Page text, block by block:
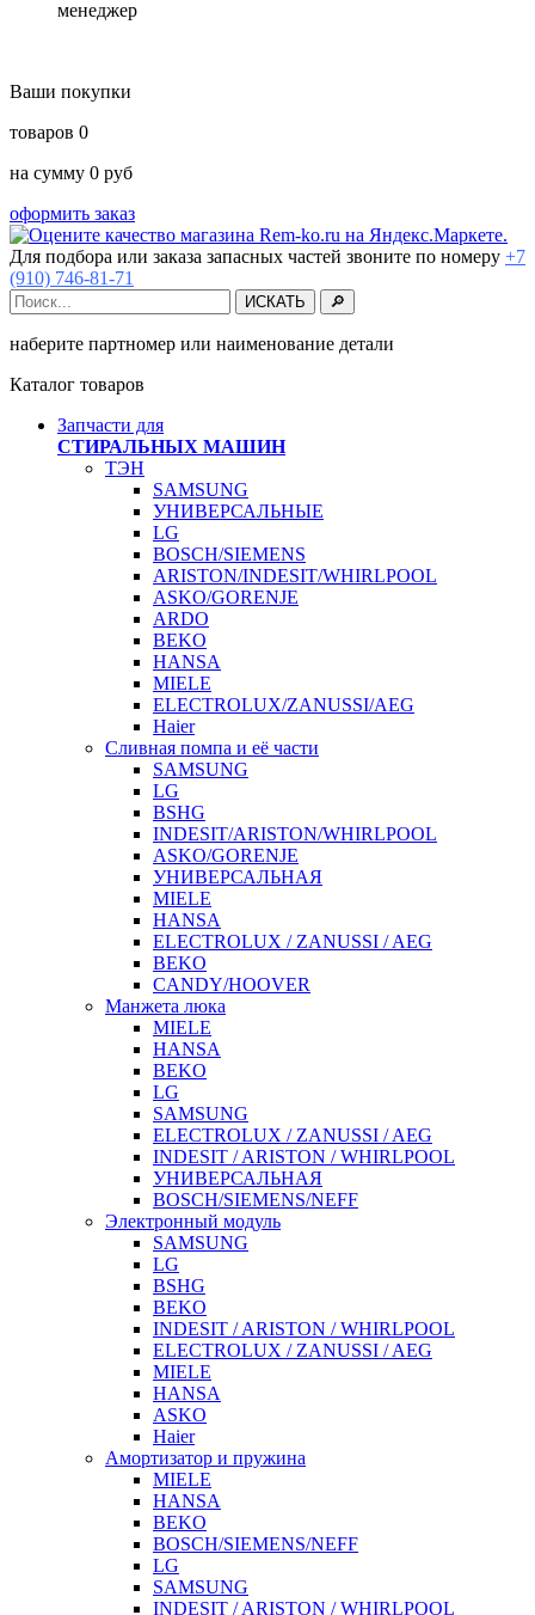
менеджер
Ваши покупки
товаров 0
на сумму 0 руб
оформить заказ
Для подбора или заказа запасных частей звоните по номеру +7
(910) 746-81-71
наберите партномер или наименование детали
Каталог товаров
Запчасти для
СТИРАЛЬНЫХ МАШИН
ТЭН
SAMSUNG
УНИВЕРСАЛЬНЫЕ
LG
BOSCH/SIEMENS
ARISTON/INDESIT/WHIRLPOOL
ASKO/GORENJE
ARDO
BEKO
HANSA
MIELE
ELECTROLUX/ZANUSSI/AEG
Haier
Сливная помпа и её части
SAMSUNG
LG
BSHG
INDESIT/ARISTON/WHIRLPOOL
ASKO/GORENJE
УНИВЕРСАЛЬНАЯ
MIELE
HANSA
ELECTROLUX / ZANUSSI / AEG
BEKO
CANDY/HOOVER
Манжета люка
MIELE
HANSA
BEKO
LG
SAMSUNG
ELECTROLUX / ZANUSSI / AEG
INDESIT / ARISTON / WHIRLPOOL
УНИВЕРСАЛЬНАЯ
BOSCH/SIEMENS/NEFF
Электронный модуль
SAMSUNG
LG
BSHG
BEKO
INDESIT / ARISTON / WHIRLPOOL
ELECTROLUX / ZANUSSI / AEG
MIELE
HANSA
ASKO
Haier
Амортизатор и пружина
MIELE
HANSA
BEKO
BOSCH/SIEMENS/NEFF
LG
SAMSUNG
INDESIT / ARISTON / WHIRLPOOL